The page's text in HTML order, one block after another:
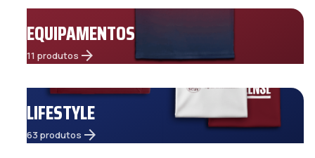
EQUIPAMENTOS
11 produtos arrow_forward
LIFESTYLE
63 produtos arrow_forward